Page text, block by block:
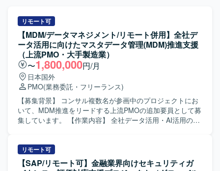
リモート可
【MDM/データマネジメント/リモート併用】全社デ
ータ活用に向けたマスタデータ管理(MDM)推進支援
（上流PMO・大手製造業）
〜1,800,000円/月
日本国外
PMO(業務委託・フリーランス)
【募集背景】 コンサル複数名が参画中のプロジェクトにお
いて、MDM推進をリードする上流PMOの追加要員として募
集しています。 【作業内容】 全社データ活用・AI活用の前
なテーマを推進計画やロードマップに落とし込み、MDM推
進をリードしながらPMOとしてプロジェクトを推進してい
ただきます。経営層や部長層向けの資料を作成し、ディス
リモート可
【SAP/リモート可】金融業界向けセキュリティガ